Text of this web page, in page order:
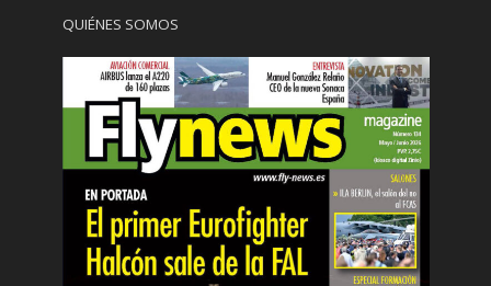
QUIÉNES SOMOS